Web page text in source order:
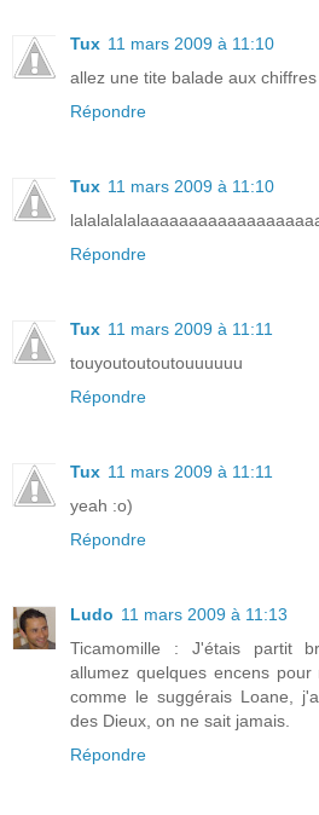
Tux 11 mars 2009 à 11:10
allez une tite balade aux
Répondre
Tux 11 mars 2009 à 11:10
Répondre
Tux 11 mars 2009 à 11:11
touyoutoutoutouuuuuu
Répondre
Tux 11 mars 2009 à 11:11
yeah :o)
Répondre
Ludo 11 mars 2009 à 11:13
Ticamomille : J'étais partit
allumez quelques encens
comme le suggérais Loane,
des Dieux, on ne sait jamais.
Répondre